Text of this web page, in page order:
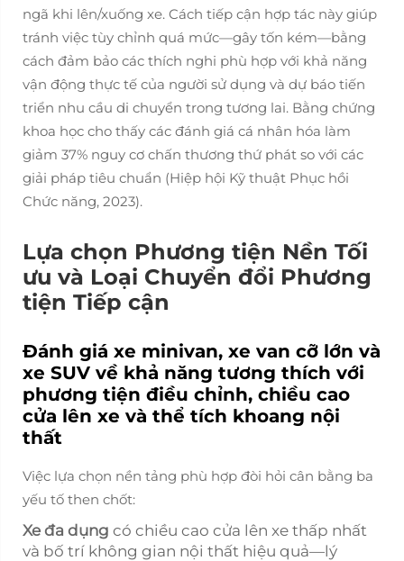
ngã khi lên/xuống xe. Cách tiếp cận hợp tác này giúp
tránh việc tùy chỉnh quá mức—gây tốn kém—bằng
cách đảm bảo các thích nghi phù hợp với khả năng
vận động thực tế của người sử dụng và dự báo tiến
triển nhu cầu di chuyển trong tương lai. Bằng chứng
khoa học cho thấy các đánh giá cá nhân hóa làm
giảm 37% nguy cơ chấn thương thứ phát so với các
giải pháp tiêu chuẩn (Hiệp hội Kỹ thuật Phục hồi
Chức năng, 2023).
Lựa chọn Phương tiện Nền Tối
ưu và Loại Chuyển đổi Phương
tiện Tiếp cận
Đánh giá xe minivan, xe van cỡ lớn và
xe SUV về khả năng tương thích với
phương tiện điều chỉnh, chiều cao
cửa lên xe và thể tích khoang nội
thất
Việc lựa chọn nền tảng phù hợp đòi hỏi cân bằng ba
yếu tố then chốt:
Xe đa dụng có chiều cao cửa lên xe thấp nhất
và bố trí không gian nội thất hiệu quả—lý